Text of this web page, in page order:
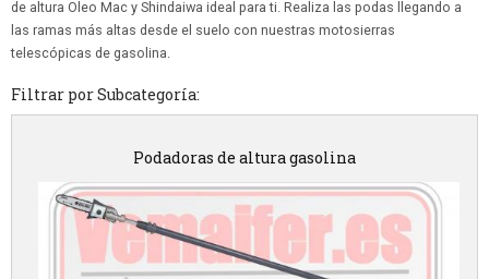
de altura Oleo Mac y Shindaiwa ideal para ti. Realiza las podas llegando a
las ramas más altas desde el suelo con nuestras motosierras
telescópicas de gasolina.
Filtrar por Subcategoría:
Podadoras de altura gasolina